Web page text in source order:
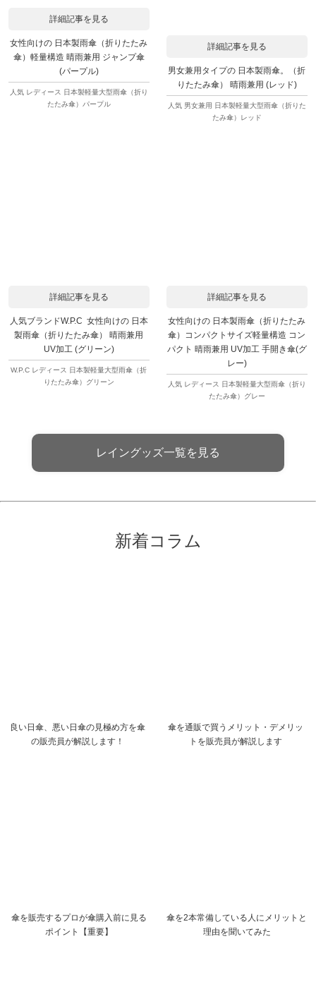
詳細記事を見る
女性向けの 日本製雨傘（折りたたみ
傘）軽量構造 晴雨兼用 ジャンプ傘
(パープル)
人気 レディース 日本製軽量大型雨傘（折り
たたみ傘）パープル
詳細記事を見る
男女兼用タイプの 日本製雨傘。（折
りたたみ傘） 晴雨兼用 (レッド)
人気 男女兼用 日本製軽量大型雨傘（折りた
たみ傘）レッド
詳細記事を見る
人気ブランドW.P.C 女性向けの 日本
製雨傘（折りたたみ傘） 晴雨兼用
UV加工 (グリーン)
W.P.C レディース 日本製軽量大型雨傘（折
りたたみ傘）グリーン
詳細記事を見る
女性向けの 日本製雨傘（折りたたみ
傘）コンパクトサイズ軽量構造 コン
パクト 晴雨兼用 UV加工 手開き傘(グ
レー)
人気 レディース 日本製軽量大型雨傘（折り
たたみ傘）グレー
レイングッズ一覧を見る
新着コラム
良い日傘、悪い日傘の見極め方を傘
の販売員が解説します！
傘を通販で買うメリット・デメリッ
トを販売員が解説します
傘を販売するプロが傘購入前に見る
ポイント【重要】
傘を2本常備している人にメリットと
理由を聞いてみた